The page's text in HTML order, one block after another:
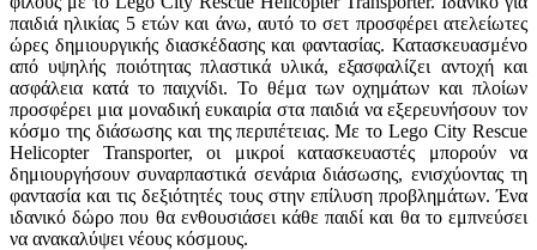
παιδιά ηλικίας 5 ετών και άνω, αυτό το σετ προσφέρει ατελείωτες
ώρες δημιουργικής διασκέδασης και φαντασίας. Κατασκευασμένο
από υψηλής ποιότητας πλαστικά υλικά, εξασφαλίζει αντοχή και
ασφάλεια κατά το παιχνίδι. Το θέμα των οχημάτων και πλοίων
προσφέρει μια μοναδική ευκαιρία στα παιδιά να εξερευνήσουν τον
κόσμο της διάσωσης και της περιπέτειας. Με το Lego City Rescue
Helicopter Transporter, οι μικροί κατασκευαστές μπορούν να
δημιουργήσουν συναρπαστικά σενάρια διάσωσης, ενισχύοντας τη
φαντασία και τις δεξιότητές τους στην επίλυση προβλημάτων. Ένα
ιδανικό δώρο που θα ενθουσιάσει κάθε παιδί και θα το εμπνεύσει
να ανακαλύψει νέους κόσμους.